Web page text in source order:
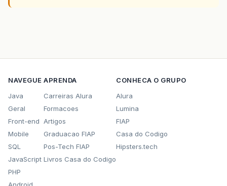
NAVEGUE
Java
Geral
Front-end
Mobile
SQL
JavaScript
PHP
APRENDA
Carreiras Alura
Formacoes
Artigos
Graduacao FIAP
Pos-Tech FIAP
Livros Casa do Codigo
CONHECA O GRUPO
Alura
Lumina
FIAP
Casa do Codigo
Hipsters.tech